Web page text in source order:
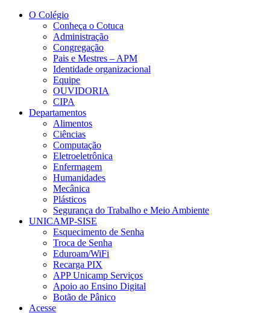
Conteúdo principal
O Colégio
Conheça o Cotuca
Administração
Congregação
Pais e Mestres – APM
Identidade organizacional
Equipe
OUVIDORIA
CIPA
Departamentos
Alimentos
Ciências
Computação
Eletroeletrônica
Enfermagem
Humanidades
Mecânica
Plásticos
Segurança do Trabalho e Meio Ambiente
UNICAMP-SISE
Esquecimento de Senha
Troca de Senha
Eduroam/WiFi
Recarga PIX
APP Unicamp Serviços
Apoio ao Ensino Digital
Botão de Pânico
Acesse